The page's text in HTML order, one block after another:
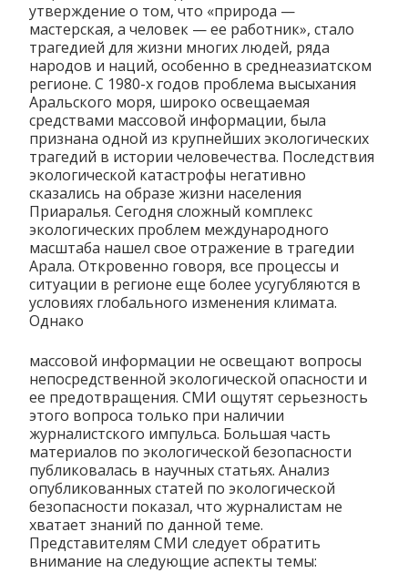
утверждение о том, что «природа —
мастерская, а человек — ее работник», стало
трагедией для жизни многих людей, ряда
народов и наций, особенно в среднеазиатском
регионе. С 1980-х годов проблема высыхания
Аральского моря, широко освещаемая
средствами массовой информации, была
признана одной из крупнейших экологических
трагедий в истории человечества. Последствия
экологической катастрофы негативно
сказались на образе жизни населения
Приаралья. Сегодня сложный комплекс
экологических проблем международного
масштаба нашел свое отражение в трагедии
Арала. Откровенно говоря, все процессы и
ситуации в регионе еще более усугубляются в
условиях глобального изменения климата.
Однако
массовой информации не освещают вопросы
непосредственной экологической опасности и
ее предотвращения. СМИ ощутят серьезность
этого вопроса только при наличии
журналистского импульса. Большая часть
материалов по экологической безопасности
публиковалась в научных статьях. Анализ
опубликованных статей по экологической
безопасности показал, что журналистам не
хватает знаний по данной теме.
Представителям СМИ следует обратить
внимание на следующие аспекты темы: